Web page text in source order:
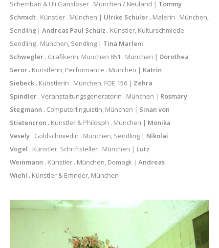
Schembari & Uli Gansloser . München / Neuland | Tommy
Schmidt . Künstler . München | Ulrike Schüler . Malerin . München,
Sendling | Andreas Paul Schulz . Künstler, Kulturschmiede
Sendling . München, Sendling | Tina Marleni
Schwegler . Grafikerin, München 851 . München | Dorothea
Seror . Künstlerin, Performance . München | Katrin
Siebeck . Künstlerin . München, FOE 156 | Zehra
Spindler . Veranstaltungsgeneratorin . München | Rosmary
Stegmann . Computerlinguistin, München | Sinan von
Stietencron . Künstler & Philosph . München | Monika
Vesely . Goldschmiedin . München, Sendling | Nikolai
Vogel . Künstler, Schriftsteller . München | Lutz
Weinmann . Künstler . München, Domagk | Andreas
Wiehl . Künstler & Erfinder, München